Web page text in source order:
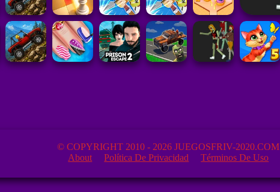
© COPYRIGHT 2010 - 2026 JUEGOSFRIV-2020.COM
About
Política De Privacidad Términos De Uso